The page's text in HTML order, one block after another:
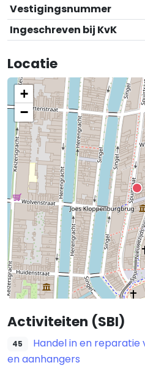
Vestigingsnummer
Ingeschreven bij KvK
Locatie
+
−
Activiteiten (SBI)
45
Handel in en reparatie
en aanhangers